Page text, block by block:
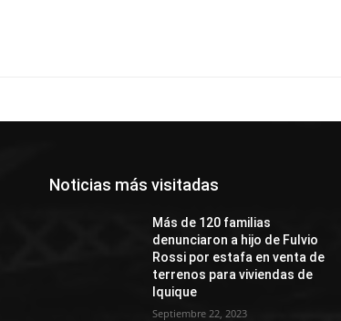
Noticias más visitadas
Más de 120 familias
denunciaron a hijo de Fulvio
Rossi por estafa en venta de
terrenos para viviendas de
Iquique
Septiembre 22, 2023